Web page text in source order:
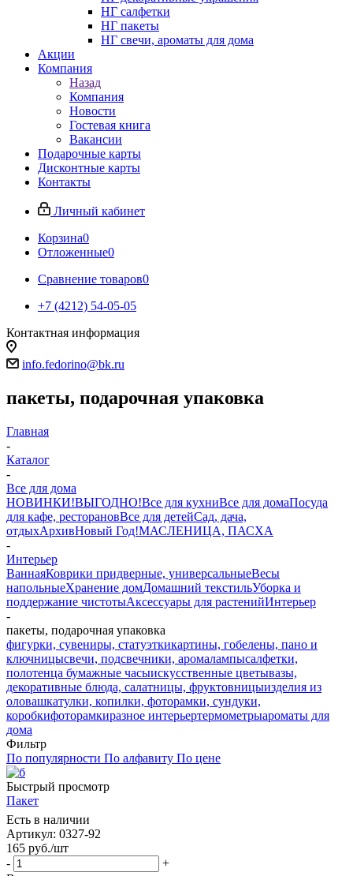
НГ салфетки
НГ пакеты
НГ свечи, ароматы для дома
Акции
Компания
Назад
Компания
Новости
Гостевая книга
Вакансии
Подарочные карты
Дисконтные карты
Контакты
Личный кабинет
Корзина0
Отложенные0
Сравнение товаров0
+7 (4212) 54-05-05
Контактная информация
info.fedorino@bk.ru
пакеты, подарочная упаковка
Главная
-
Каталог
-
Все для дома
НОВИНКИ!ВЫГОДНО!Все для кухниВсе для домаПосуда
для кафе, ресторановВсе для детейСад, дача,
отдыхАрхивНовый Год!МАСЛЕНИЦА, ПАСХА
-
Интерьер
ВаннаяКоврики придверные, универсальныеВесы
напольныеХранение домДомашний текстильУборка и
поддержание чистотыАксессуары для растенийИнтерьер
-
пакеты, подарочная упаковка
фигурки, сувениры, статуэткикартины, гобелены, пано и
ключницысвечи, подсвечники, аромалампысалфетки,
полотенца бумажные часыискусственные цветывазы,
декоративные блюда, салатницы, фруктовницыизделия из
оловашкатулки, копилки, фоторамки, сундуки,
коробкифоторамкиразное интерьертермометрыароматы для
дома
Фильтр
По популярности По алфавиту По цене
Быстрый просмотр
Пакет
Есть в наличии
Артикул: 0327-92
165 руб./шт
-
+